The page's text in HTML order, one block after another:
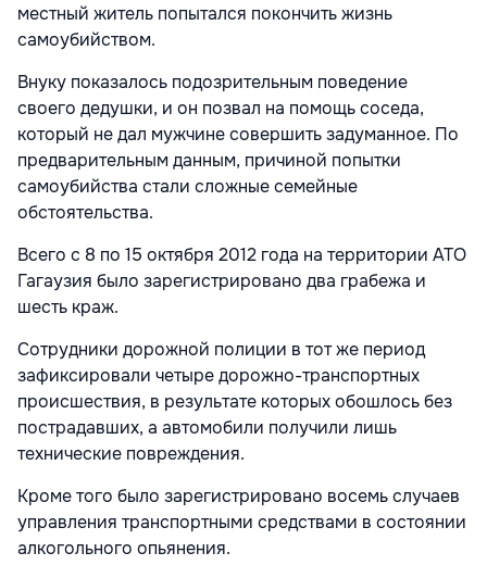
местный житель попытался покончить жизнь
самоубийством.
Внуку показалось подозрительным поведение
своего дедушки, и он позвал на помощь соседа,
который не дал мужчине совершить задуманное. По
предварительным данным, причиной попытки
самоубийства стали сложные семейные
обстоятельства.
Всего с 8 по 15 октября 2012 года на территории АТО
Гагаузия было зарегистрировано два грабежа и
шесть краж.
Сотрудники дорожной полиции в тот же период
зафиксировали четыре дорожно-транспортных
происшествия, в результате которых обошлось без
пострадавших, а автомобили получили лишь
технические повреждения.
Кроме того было зарегистрировано восемь случаев
управления транспортными средствами в состоянии
алкогольного опьянения.